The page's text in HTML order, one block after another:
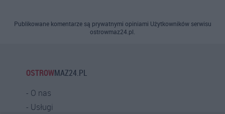
Publikowane komentarze są prywatnymi opiniami Użytkowników serwisu
ostrowmaz24.pl.
OSTROWMAZ24.PL
O nas
Usługi